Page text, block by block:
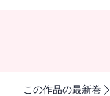
この作品の最新巻